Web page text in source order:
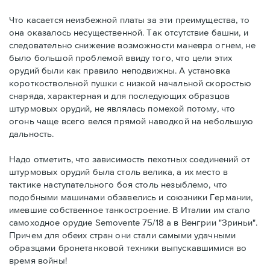
Что касается неизбежной платы за эти преимущества, то
она оказалось несущественной. Так отсутствие башни, и
следовательно снижение возможности маневра огнем, не
было большой проблемой ввиду того, что цели этих
орудий были как правило неподвижны. А установка
короткоствольной пушки с низкой начальной скоростью
снаряда, характерная и для последующих образцов
штурмовых орудий, не являлась помехой потому, что
огонь чаще всего велся прямой наводкой на небольшую
дальность.
Надо отметить, что зависимость пехотных соединений от
штурмовых орудий была столь велика, а их место в
тактике наступательного боя столь незыблемо, что
подобными машинами обзавелись и союзники Германии,
имевшие собственное танкостроение. В Италии им стало
самоходное орудие Semovente 75/18 а в Венгрии "Зриньи".
Причем для обеих стран они стали самыми удачными
образцами бронетанковой техники выпускавшимися во
время войны!